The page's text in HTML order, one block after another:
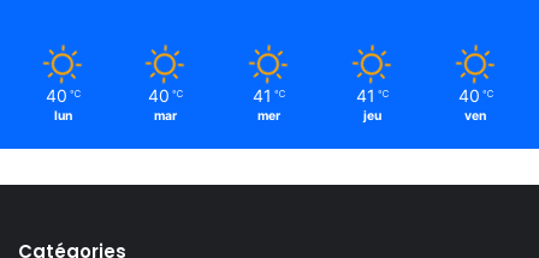
40 ℃
lun
40 ℃
mar
41 ℃
mer
41 ℃
jeu
40 ℃
ven
Catégories